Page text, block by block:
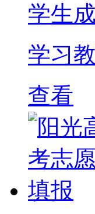
学生
学习
查看